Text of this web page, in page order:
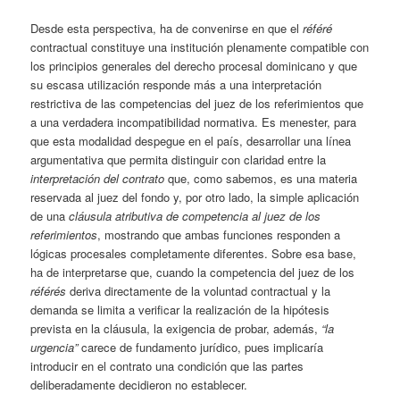
Desde esta perspectiva, ha de convenirse en que elréféré
contractual constituye una institución plenamente compatible con
los principios generales del derecho procesal dominicano y que
su escasa utilización responde más a una interpretación
restrictiva de las competencias del juez de los referimientos que
a una verdadera incompatibilidad normativa. Es menester, para
que esta modalidad despegue en el país, desarrollar una línea
argumentativa que permita distinguir con claridad entre la
interpretación del contrato que, como sabemos, es una materia
reservada al juez del fondo y, por otro lado, la simple aplicación
de unacláusula atributiva de competencia al juez de los
referimientos, mostrando que ambas funciones responden a
lógicas procesales completamente diferentes. Sobre esa base,
ha de interpretarse que, cuando la competencia del juez de los
référésderiva directamente de la voluntad contractual y la
demanda se limita a verificar la realización de la hipótesis
prevista en la cláusula, la exigencia de probar, además, “la
urgencia”carece de fundamento jurídico, pues implicaría
introducir en el contrato una condición que las partes
deliberadamente decidieron no establecer.